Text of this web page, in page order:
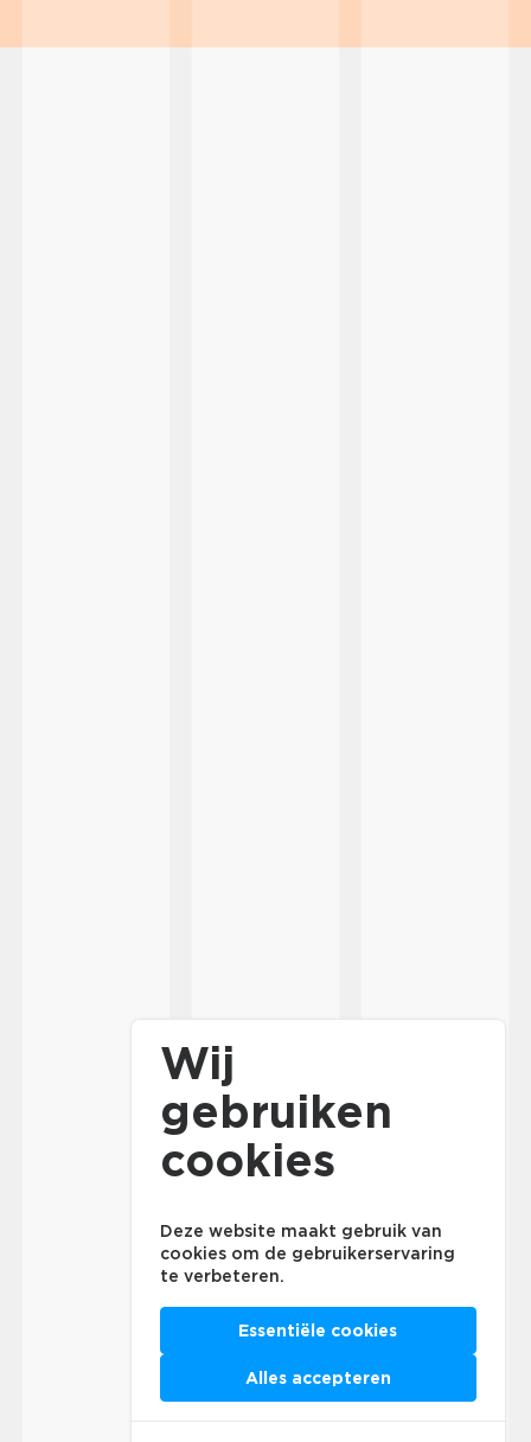
Wij
gebruiken
cookies
Deze website maakt gebruik van
cookies om de gebruikerservaring
te verbeteren.
Essentiële cookies
Alles accepteren